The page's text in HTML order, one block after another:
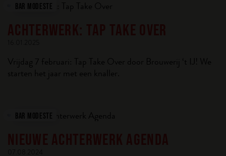
BAR MODESTE
Vrijdag 7 februari: Tap Take Over door Brouwerij ‘t IJ! We
starten het jaar met een knaller.
BAR MODESTE